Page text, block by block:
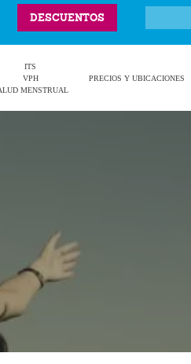
DESCUENTOS
ITS
VPH
MENSTRUAL
PRECIOS Y UBICACIONES